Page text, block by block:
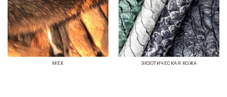
МЕХ ЭКЗОТИЧЕСКАЯ КОЖА